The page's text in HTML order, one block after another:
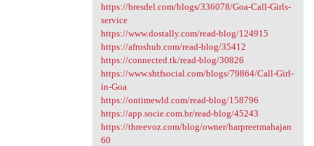
https://bresdel.com/blogs/336078/Goa-Call-Girls-
service
https://www.dostally.com/read-blog/124915
https://afroshub.com/read-blog/35412
https://connected.tk/read-blog/30826
https://www.shtfsocial.com/blogs/79864/Call-Girl-
in-Goa
https://ontimewld.com/read-blog/158796
https://app.socie.com.br/read-blog/45243
https://threevoz.com/blog/owner/harpreetmahajan
60